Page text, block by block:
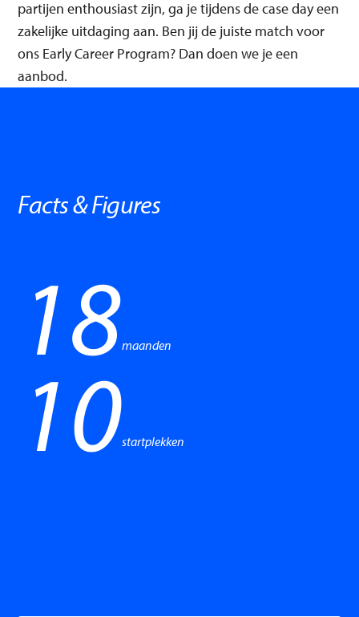
partijen enthousiast zijn, ga je tijdens de case day een
zakelijke uitdaging aan. Ben jij de juiste match voor
ons Early Career Program? Dan doen we je een
aanbod.
Facts & Figures
18maanden
10startplekken